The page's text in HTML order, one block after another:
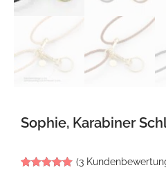
Sophie, Karabiner
(3